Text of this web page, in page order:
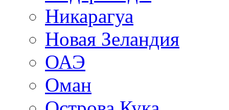
Никарагуа
Новая Зеландия
ОАЭ
Оман